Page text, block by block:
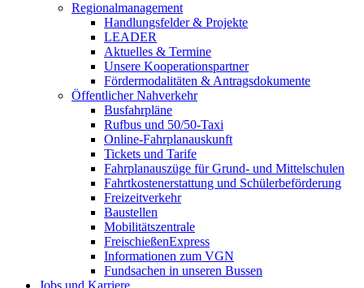
Regionalmanagement
Handlungsfelder & Projekte
LEADER
Aktuelles & Termine
Unsere Kooperationspartner
Fördermodalitäten & Antragsdokumente
Öffentlicher Nahverkehr
Busfahrpläne
Rufbus und 50/50-Taxi
Online-Fahrplanauskunft
Tickets und Tarife
Fahrplanauszüge für Grund- und Mittelschulen
Fahrtkostenerstattung und Schülerbeförderung
Freizeitverkehr
Baustellen
Mobilitätszentrale
FreischießenExpress
Informationen zum VGN
Fundsachen in unseren Bussen
Jobs und Karriere